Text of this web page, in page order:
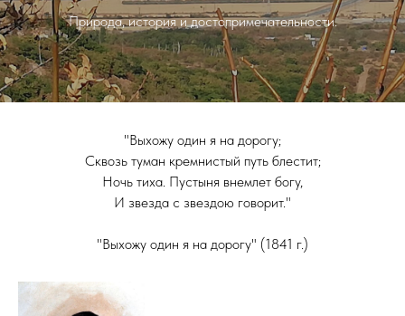
Природа, история и достопримечательности.
"Выхожу один я на дорогу;
Сквозь туман кремнистый путь блестит;
Ночь тиха. Пустыня внемлет богу,
И звезда с звездою говорит."
"Выхожу один я на дорогу" (1841 г.)